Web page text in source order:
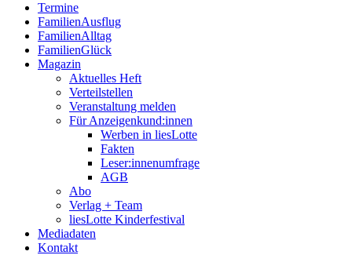
Termine
FamilienAusflug
FamilienAlltag
FamilienGlück
Magazin
Aktuelles Heft
Verteilstellen
Veranstaltung melden
Für Anzeigenkund:innen
Werben in liesLotte
Fakten
Leser:innenumfrage
AGB
Abo
Verlag + Team
liesLotte Kinderfestival
Mediadaten
Kontakt